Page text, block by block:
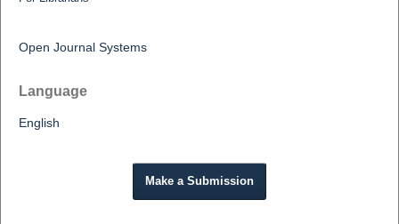
Open Journal Systems
Language
English
Make a Submission